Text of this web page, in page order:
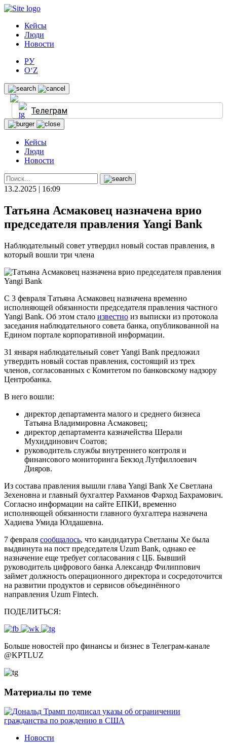
Кейсы
Люди
Новости
РУ
O‘Z
Телеграм
Кейсы
Люди
Новости
13.2.2025 | 16:09
Татьяна Асмаковец назначена врио
председателя правления Yangi Bank
Наблюдательный совет утвердил новый состав правления, в
который вошли три члена
С 3 февраля Татьяна Асмаковец назначена временно
исполняющей обязанности председателя правления частного
Yangi Bank. Об этом стало известно из выписки из протокола
заседания наблюдательного совета банка, опубликованной на
Едином портале корпоративной информации.
31 января наблюдательный совет Yangi Bank предложил
утвердить новый состав правления, состоящий из трех
членов, согласованных с Комитетом по банковскому надзору
Центробанка.
В него вошли:
директор департамента малого и среднего бизнеса
Татьяна Владимировна Асмаковец;
директор департамента казначейства Шерали
Мухиддинович Соатов;
руководитель службы внутреннего контроля и
финансового мониторинга Бекзод Лутфиллоевич
Дияров.
Из состава правления вышли глава Yangi Bank Хе Светлана
Зехеновна и главный бухгалтер Рахманов Фарход Бахрамович.
Согласно информации на сайте ЕПКИ, временно
исполняющей обязанности главного бухгалтера назначена
Хадиева Умида Юлдашевна.
7 февраля сообщалось, что кандидатура Светланы Хе была
выдвинута на пост председателя Uzum Bank, однако ее
назначение еще требует согласования с ЦБ. Бывший
руководитель цифрового банка Александр Филиппович
займет должность операционного директора и сосредоточится
на развитии продуктов и сервисов объединённого
направления Uzum Fintech.
ПОДЕЛИТЬСЯ:
Больше новостей про финансы и бизнес в Телеграм-канале
@KPTLUZ
Материалы по теме
Новости